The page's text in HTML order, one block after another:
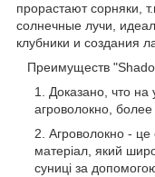
прорастают сорняки,
солнечные лучи,
клубники и создания
Преимуществ
Доказано, что на
агроволокно,
Агроволокно - це
матеріал, який
суниці за